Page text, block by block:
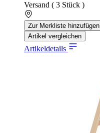
Versand ( 3 Stück )
Zur Merkliste hinzufügen
Artikel vergleichen
Artikeldetails